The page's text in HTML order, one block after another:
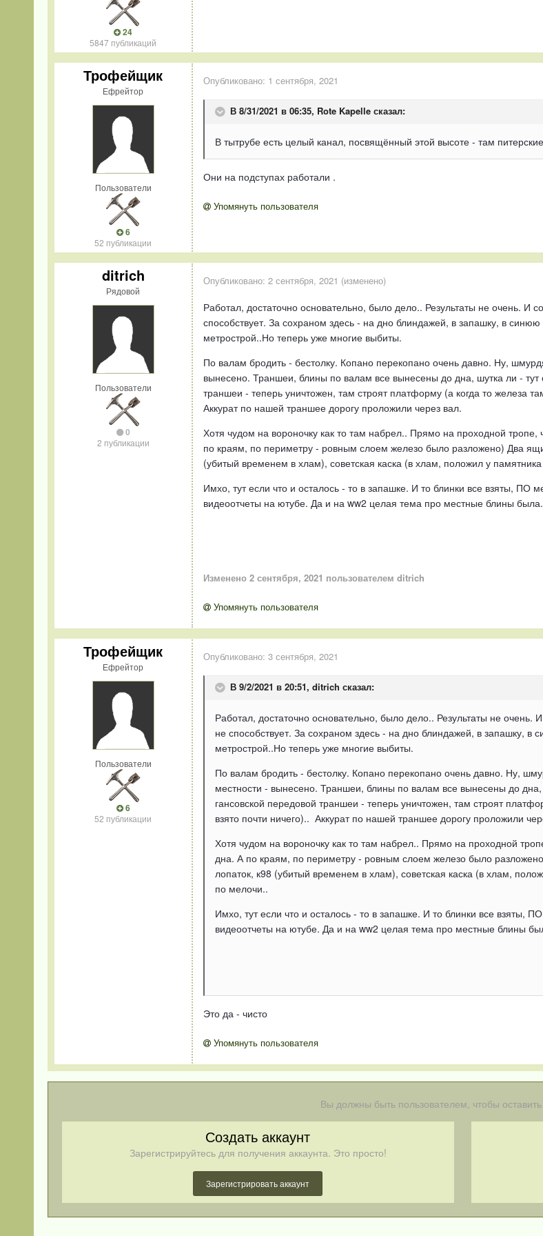
24
5847 публикаций
Трофейщик
Ефрейтор
Пользователи
6
52 публикации
Опубликовано: 1 сентября, 2021
В 8/31/2021 в 06:35, Rote Kapelleсказал:
В тытрубе есть целый канал, посвящённый этой высоте - там
Они на подступах работали .
Упомянуть пользователя
ditrich
Рядовой
Пользователи
0
2 публикации
Опубликовано: 2 сентября, 2021 (изменено)
Работал, достаточно основательно, было дело.. Результаты не очень.
способствует. За сохраном здесь - на дно блиндажей, в запашку, в
метрострой..Но теперь уже многие выбиты.
По валам бродить - бестолку. Копано перекопано очень давно. Ну,
вынесено. Траншеи, блины по валам все вынесены до дна, шутка ли -
траншеи - теперь уничтожен, там строят платформу (а когда то железа
Аккурат по нашей траншее дорогу проложили через вал.
Хотя чудом на вороночку как то там набрел.. Прямо на проходной
по краям, по периметру - ровным слоем железо было разложено) Два
(убитый временем в хлам), советская каска (в хлам, положил у
Имхо, тут если что и осталось - то в запашке. И то блинки все взяты, ПО
видеоотчеты на ютубе. Да и на ww2 целая тема про местные блины
Изменено 2 сентября, 2021 пользователем ditrich
Упомянуть пользователя
Трофейщик
Ефрейтор
Пользователи
6
52 публикации
Опубликовано: 3 сентября, 2021
В 9/2/2021 в 20:51, ditrich сказал:
Работал, достаточно основательно, было дело.. Результаты не
не способствует. За сохраном здесь - на дно блиндажей, в запашку,
метрострой..Но теперь уже многие выбиты.
По валам бродить - бестолку. Копано перекопано очень давно. Ну,
местности - вынесено. Траншеи, блины по валам все вынесены до
гансовской передовой траншеи - теперь уничтожен, там строят
взято почти ничего).. Аккурат по нашей траншее дорогу проложили
Хотя чудом на вороночку как то там набрел.. Прямо на проходной
дна. А по краям, по периметру - ровным слоем железо было
лопаток, к98 (убитый временем в хлам), советская каска (в хлам,
по мелочи..
Имхо, тут если что и осталось - то в запашке. И то блинки все взяты,
видеоотчеты на ютубе. Да и на ww2 целая тема про местные блины
Это да - чисто
Упомянуть пользователя
Вы должны быть пользователем, чтобы
Создать аккаунт
Зарегистрируйтесь для получения аккаунта. Это просто!
Зарегистрировать аккаунт